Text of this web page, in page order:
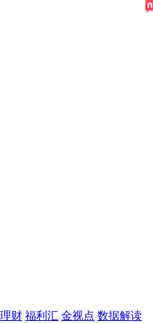
理财 福利汇 金视点 数据解读